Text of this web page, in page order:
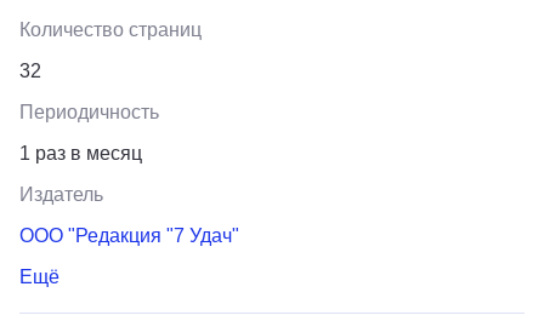
Количество страниц
32
Периодичность
1 раз в месяц
Издатель
ООО "Редакция "7 Удач"
Ещё